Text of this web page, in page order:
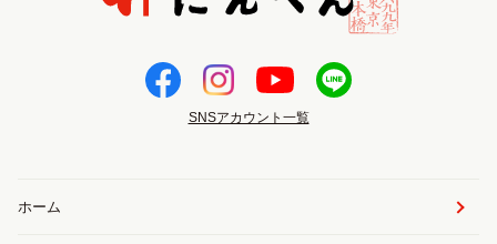
SNSアカウント一覧
ホーム